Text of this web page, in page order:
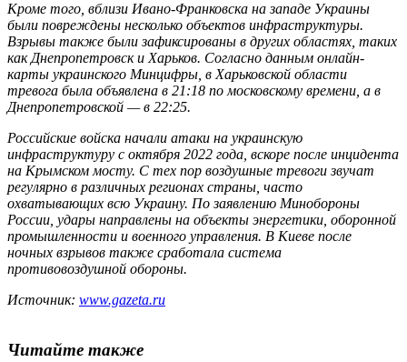
Кроме того, вблизи Ивано-Франковска на западе Украины
были повреждены несколько объектов инфраструктуры.
Взрывы также были зафиксированы в других областях, таких
как Днепропетровск и Харьков. Согласно данным онлайн-
карты украинского Минцифры, в Харьковской области
тревога была объявлена в 21:18 по московскому времени, а в
Днепропетровской — в 22:25.
Российские войска начали атаки на украинскую
инфраструктуру с октября 2022 года, вскоре после инцидента
на Крымском мосту. С тех пор воздушные тревоги звучат
регулярно в различных регионах страны, часто
охватывающих всю Украину. По заявлению Минобороны
России, удары направлены на объекты энергетики, оборонной
промышленности и военного управления. В Киеве после
ночных взрывов также сработала система
противовоздушной обороны.
Источник: www.gazeta.ru
Читайте также